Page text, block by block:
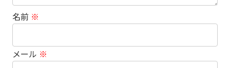
名前 ※
メール ※